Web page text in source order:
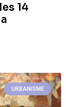
14
URBANISME